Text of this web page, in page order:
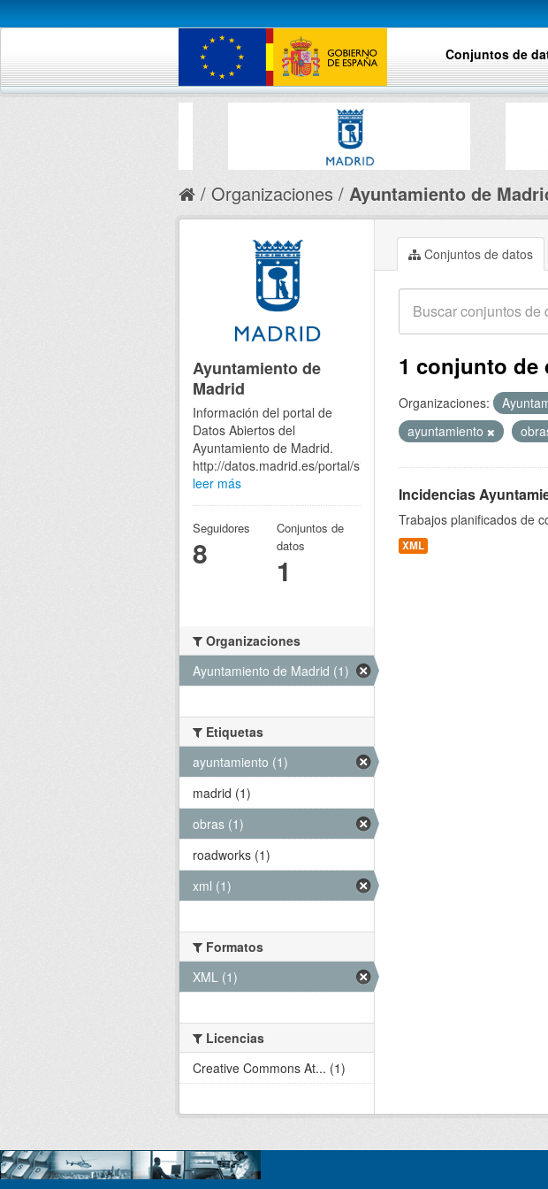
Conjuntos de
Organizaciones Ayuntamiento de
Conjuntos de datos
1 conjunto de
Organizaciones:
ayuntamiento
Incidencias
Trabajos planificados de
XML
Ayuntamiento de
Madrid
Información del portal de
Datos Abiertos del
Ayuntamiento de Madrid.
http://datos.madrid.es/portal/site/egob
leer más
Seguidores
8
Conjuntos de
datos
1
Organizaciones
Ayuntamiento de Madrid (1)
Etiquetas
ayuntamiento (1)
madrid (1)
obras (1)
roadworks (1)
xml (1)
Formatos
XML (1)
Licencias
Creative Commons At... (1)